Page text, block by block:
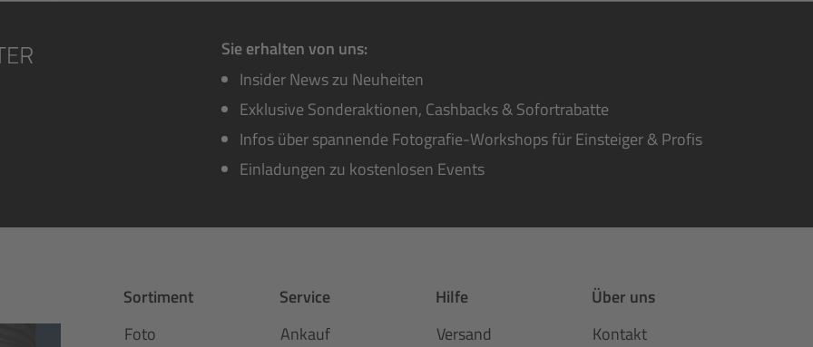
Sie erhalten von uns:
Insider News zu Neuheiten
Exklusive Sonderaktionen, Cashbacks & Sofortrabatte
Infos über spannende Fotografie-Workshops für Einsteiger & Profis
Einladungen zu kostenlosen Events
Sortiment
Foto
Service
Ankauf
Hilfe
Versand
Über uns
Kontakt